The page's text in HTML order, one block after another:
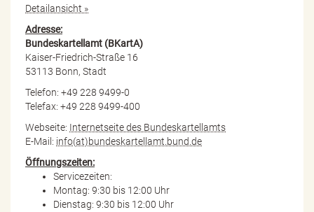
Detailansicht »
Adresse:
Bundeskartellamt (BKartA)
Kaiser-Friedrich-Straße 16
53113 Bonn, Stadt
Telefon: +49 228 9499-0
Telefax: +49 228 9499-400
Webseite: Internetseite des Bundeskartellamts
E-Mail: info(at)bundeskartellamt.bund.de
Öffnungszeiten:
Servicezeiten:
Montag: 9:30 bis 12:00 Uhr
Dienstag: 9:30 bis 12:00 Uhr